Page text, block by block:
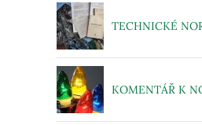
TECHNICKÉ
KOMENTÁŘ K